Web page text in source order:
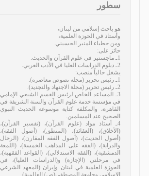
سطور
هو باحث إسلامي من لبنان،
وأستاذ في الحوزة العلمية،
ومن خطباء المنبر الحسيني.
حائز على:
1ـ ماجستير في علوم القرآن والحديث.
2ـ دبلوم الدراسات العليا في الأدب العربي.
يشغل حالياً منصب:
1ـ رئيس تحرير (مجلة نصوص معاصرة).
2ـ رئيس تحرير (مجلة الاجتهاد والتجديد).
3ـ المساعد الخاص لرئيس القسم الشيعي الإمامي
في مؤسسة خدمة علوم القرآن والسنة الشريفة في
القاهرة، والمكلفة كتابة موسوعة الحديث النبوي
الصحيح عند المسلمين.
4ـ أستاذ مواد (علوم القرآن)، (تفسير القرآن)،
(الأخلاق)، (العقائد)، (المنطق)، (أصول الفقه)،
(أصول الحديث)، (أصول الفقه المقارن)، (الرجال
والدراية)، (الفقه على المذاهب الخمسة)، (اللمعة
الدمشقية)، (الفقه الاستدلالي)، (القواعد الفقهية)،
في مرحلتي (الإجازة) و(الدراسات العليا)، في
الحوزة العلمية في لبنان وإيران (المعهد الشرعي
الإسلامي وجامعة المصطفى(ص) العالمية).